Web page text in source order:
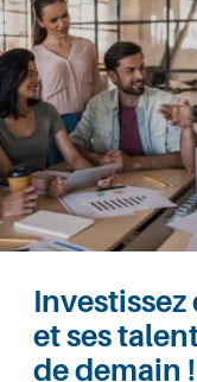
Investissez
et ses
de demain !